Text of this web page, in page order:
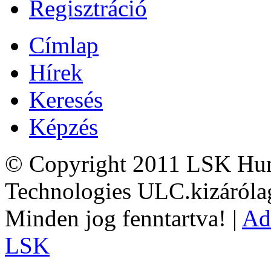
Regisztráció
Címlap
Hírek
Keresés
Képzés
© Copyright 2011 LSK
Technologies
Minden jog fenntartva! |
LSK